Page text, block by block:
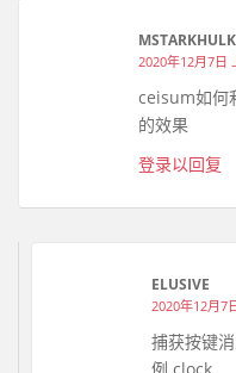
MSTARKHULK
2020年12月7日
ceisum如何
的效果
登录以回复
ELUSIVE
2020年12月7
捕获按键